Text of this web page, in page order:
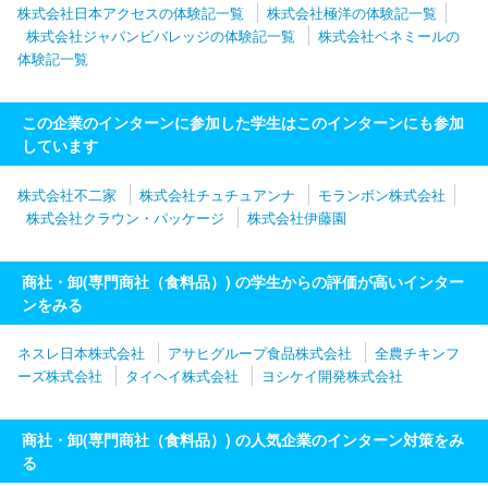
株式会社日本アクセスの体験記一覧
株式会社極洋の体験記一覧
株式会社ジャパンビバレッジの体験記一覧
株式会社ベネミールの
体験記一覧
この企業のインターンに参加した学生はこのインターンにも参加
しています
株式会社不二家 株式会社チュチュアンナ
モランボン株式会社
株式会社クラウン・パッケージ
株式会社伊藤園
商社・卸(専門商社（食料品）) の学生からの評価が高いインター
ンをみる
ネスレ日本株式会社 アサヒグループ食品株式会社
全農チキンフ
ーズ株式会社
タイヘイ株式会社 ヨシケイ開発株式会社
商社・卸(専門商社（食料品）) の人気企業のインターン対策をみ
る